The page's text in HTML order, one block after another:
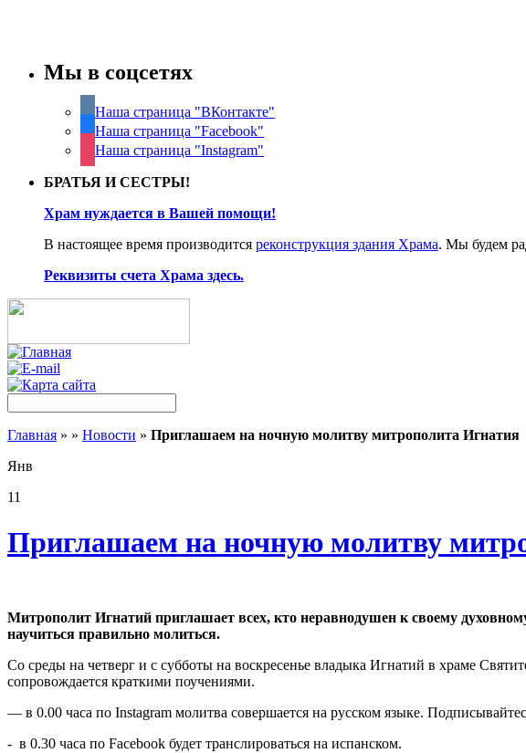
Мы в соцсетях
Наша страница "ВКонтакте"
Наша страница "Facebook"
Наша страница "Instagram"
БРАТЬЯ И СЕСТРЫ!
Храм нуждается в Вашей помощи!
В настоящее время производится реконструкция здания Храма. Мы будем
Реквизиты счета Храма здесь.
Главная » » Новости » Приглашаем на ночную молитву митрополита Игнатия
Янв
11
Приглашаем на ночную молитву
Митрополит Игнатий приглашает всех, кто неравнодушен к своему
научиться правильно молиться.
Со среды на четверг и с субботы на воскресенье владыка Игнатий в храме
сопровождается краткими поучениями.
— в 0.00 часа по Instagram молитва совершается на русском языке.
- в 0.30 часа по Facebook будет транслироваться на испанском.